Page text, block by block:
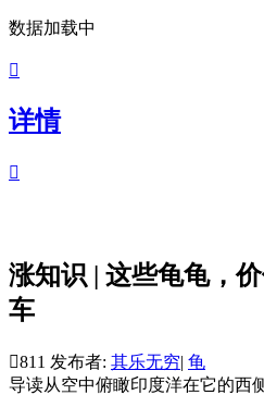
数据加载中

详情

涨知识 | 这些龟龟，
车
811 发布者: 其乐无穷| 龟
导读从空中俯瞰印度洋在它的西